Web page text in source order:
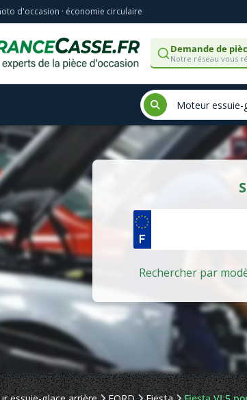
d'occasion · économie circulaire
Demande de
Notre réseau vous
Rechercher